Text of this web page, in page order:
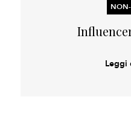
Leggi